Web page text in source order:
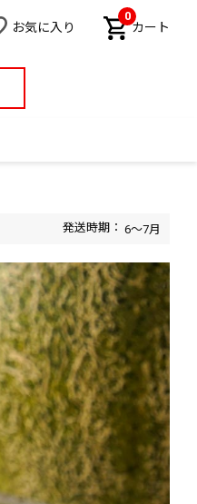
お気に入り カート
0
6～7月